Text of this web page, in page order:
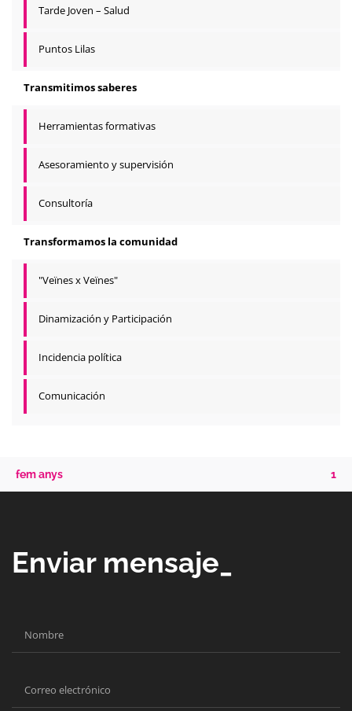
Tarde Joven – Salud
Puntos Lilas
Transmitimos saberes
Herramientas formativas
Asesoramiento y supervisión
Consultoría
Transformamos la comunidad
"Veïnes x Veïnes"
Dinamización y Participación
Incidencia política
Comunicación
fem anys 1
Enviar mensaje_